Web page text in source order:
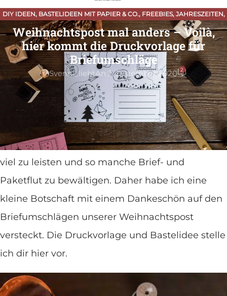
DIY IDEEN, BASTELIDEEN MIT PAPIER & CO., FREEBIES, JAHRESZEITEN,
WEIHNACHTEN
WEIHNACHTEN
Weihnachtspost mal anders – Voilà,
hier kommt die Druckvorlage für
Briefumschläge
Svenni_liebtAn 2. Dezember 2020 2
DieseBriefumschlägefür deineWeihnachtspost
zaubern sicherlich ein kleines Lächeln auf die
Lippen. Und das nicht nur beim Empfänger! In
diesem Jahr haben unsere Postboten wirklich
viel zu leisten und so manche Brief- und
Paketflut zu bewältigen. Daher habe ich eine
kleine Botschaft mit einem Dankeschön auf den
Briefumschlägen unserer Weihnachtspost
versteckt. Die Druckvorlage und Bastelidee stelle
ich dir hier vor.